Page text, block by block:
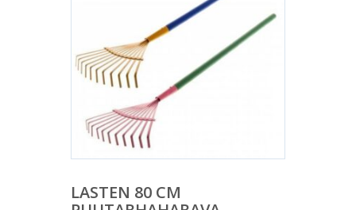
LASTEN 80 CM